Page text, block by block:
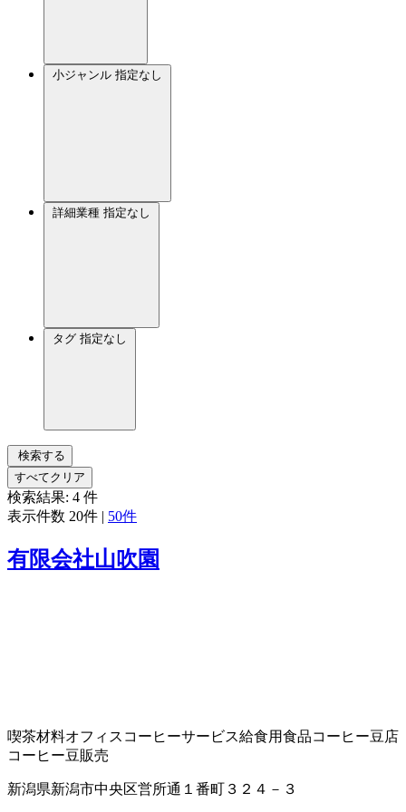
小ジャンル 指定なし
詳細業種 指定なし
タグ 指定なし
検索する
すべてクリア
検索結果: 4 件
表示件数 20件 | 50件
有限会社山吹園
喫茶材料オフィスコーヒーサービス給食用食品コーヒー豆店
コーヒー豆販売
新潟県新潟市中央区営所通１番町３２４－３